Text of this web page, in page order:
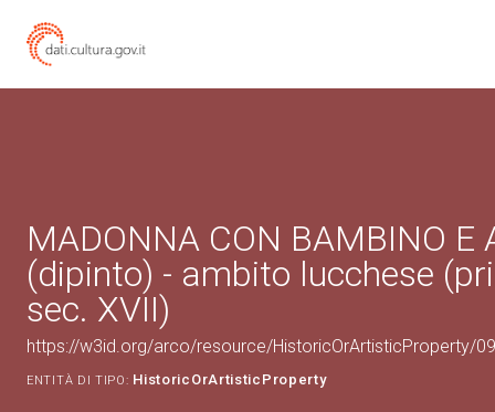
MADONNA CON BAMBINO E
(dipinto) - ambito lucchese
sec. XVII)
https://w3id.org/arco/resource/HistoricOrArtisticProperty/
ENTITÀ DI TIPO: HistoricOrArtisticProperty